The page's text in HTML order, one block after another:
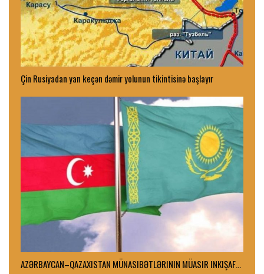
Çin Rusiyadan yan keçən dəmir yolunun tikintisinə başlayır
AZƏRBAYCAN–QAZAXISTAN MÜNASIBƏTLƏRININ MÜASIR INKIŞAF…